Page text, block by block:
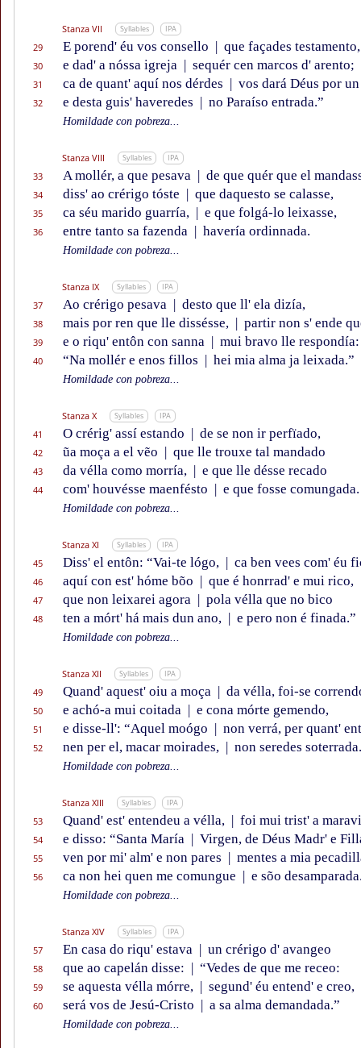
Stanza VII Syllables IPA
29 E porend' éu vos consello | que façades testamento,
30 e dad' a nóssa igreja | sequér cen marcos d' arento;
31 ca de quant' aquí nos dérdes | vos dará Déus por
32 e desta guis' haveredes | no Paraíso entrada.”
Homildade con pobreza...
Stanza VIII Syllables IPA
33 A mollér, a que pesava | de que quér que el
34 diss' ao crérigo tóste | que daquesto se calasse,
35 ca séu marido guarría, | e que folgá-lo leixasse,
36 entre tanto sa fazenda | havería ordinnada.
Homildade con pobreza...
Stanza IX Syllables IPA
37 Ao crérigo pesava | desto que ll' ela dizía,
38 mais por ren que lle dissésse, | partir non s' ende
39 e o riqu' entôn con sanna | mui bravo lle respondía:
40 “Na mollér e enos fillos | hei mia alma ja leixada.”
Homildade con pobreza...
Stanza X Syllables IPA
41 O crérig' assí estando | de se non ir perfïado,
42 ũa moça a el vẽo | que lle trouxe tal mandado
43 da vélla como morría, | e que lle désse recado
44 com' houvésse maenfésto | e que fosse comungada.
Homildade con pobreza...
Stanza XI Syllables IPA
45 Diss' el entôn: “Vai-te lógo, | ca ben vees com' éu
46 aquí con est' hóme bõo | que é honrrad' e mui rico,
47 que non leixarei agora | pola vélla que no bico
48 ten a mórt' há mais dun ano, | e pero non é finada.”
Homildade con pobreza...
Stanza XII Syllables IPA
49 Quand' aquest' oiu a moça | da vélla, foi-se
50 e achó-a mui coitada | e cona mórte gemendo,
51 e disse-ll': “Aquel moógo | non verrá, per quant'
52 nen per el, macar moirades, | non seredes
Homildade con pobreza...
Stanza XIII Syllables IPA
53 Quand' est' entendeu a vélla, | foi mui trist' a
54 e disso: “Santa María | Virgen, de Déus Madr' e
55 ven por mi' alm' e non pares | mentes a mia
56 ca non hei quen me comungue | e sõo
Homildade con pobreza...
Stanza XIV Syllables IPA
57 En casa do riqu' estava | un crérigo d' avangeo
58 que ao capelán disse: | “Vedes de que me receo:
59 se aquesta vélla mórre, | segund' éu entend' e creo,
60 será vos de Jesú-Cristo | a sa alma demandada.”
Homildade con pobreza...